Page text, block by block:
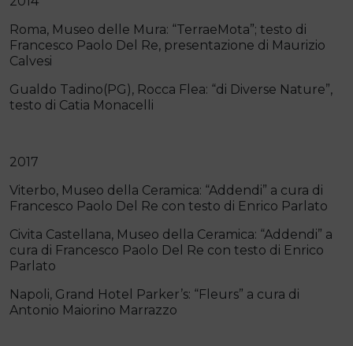
Roma, Museo delle Mura: “TerraeMota”; testo di
Francesco Paolo Del Re, presentazione di Maurizio
Calvesi
Gualdo Tadino(PG), Rocca Flea: “di Diverse Nature”,
testo di Catia Monacelli
2017
Viterbo, Museo della Ceramica: “Addendi” a cura di
Francesco Paolo Del Re con testo di Enrico Parlato
Civita Castellana, Museo della Ceramica: “Addendi” a
cura di Francesco Paolo Del Re con testo di Enrico
Parlato
Napoli, Grand Hotel Parker’s: “Fleurs” a cura di
Antonio Maiorino Marrazzo